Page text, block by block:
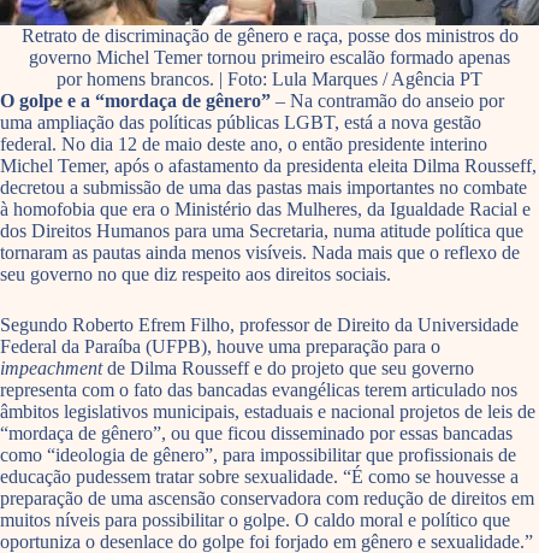
Retrato de discriminação de gênero e raça, posse dos ministros do
governo Michel Temer tornou primeiro escalão formado apenas
por homens brancos. | Foto: Lula Marques / Agência PT
O golpe e a “mordaça de gênero” – Na contramão do anseio por
uma ampliação das políticas públicas LGBT, está a nova gestão
federal. No dia 12 de maio deste ano, o então presidente interino
Michel Temer, após o afastamento da presidenta eleita Dilma Rousseff,
decretou a submissão de uma das pastas mais importantes no combate
à homofobia que era o Ministério das Mulheres, da Igualdade Racial e
dos Direitos Humanos para uma Secretaria, numa atitude política que
tornaram as pautas ainda menos visíveis. Nada mais que o reflexo de
seu governo no que diz respeito aos direitos sociais.
Segundo Roberto Efrem Filho, professor de Direito da Universidade
Federal da Paraíba (UFPB), houve uma preparação para o
impeachmentde Dilma Rousseff e do projeto que seu governo
representa com o fato das bancadas evangélicas terem articulado nos
âmbitos legislativos municipais, estaduais e nacional projetos de leis de
“mordaça de gênero”, ou que ficou disseminado por essas bancadas
como “ideologia de gênero”, para impossibilitar que profissionais de
educação pudessem tratar sobre sexualidade. “É como se houvesse a
preparação de uma ascensão conservadora com redução de direitos em
muitos níveis para possibilitar o golpe. O caldo moral e político que
oportuniza o desenlace do golpe foi forjado em gênero e sexualidade.”